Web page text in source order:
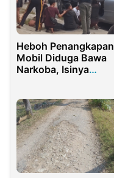
Heboh Penangkapan
Mobil Diduga Bawa
Narkoba, Isinya